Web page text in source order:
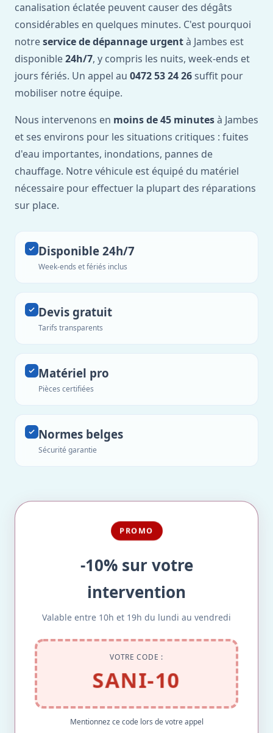
canalisation éclatée peuvent causer des dégâts
considérables en quelques minutes. C'est pourquoi
notreservice de dépannage urgentà Jambes est
disponible24h/7, y compris les nuits, week-ends et
jours fériés. Un appel au 0472 53 24 26 suffit pour
mobiliser notre équipe.
Nous intervenons en moins de 45 minutesà Jambes
et ses environs pour les situations critiques : fuites
d'eau importantes, inondations, pannes de
chauffage. Notre véhicule est équipé du matériel
nécessaire pour effectuer la plupart des réparations
sur place.
Disponible 24h/7
Week-ends et fériés inclus
Devis gratuit
Tarifs transparents
Matériel pro
Pièces certifiées
Normes belges
Sécurité garantie
PROMO
-10% sur votre
intervention
Valable entre 10h et 19h du lundi au vendredi
VOTRE CODE :
SANI-10
Mentionnez ce code lors de votre appel